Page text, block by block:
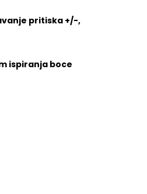
pritiska +/-,
ispiranja boce